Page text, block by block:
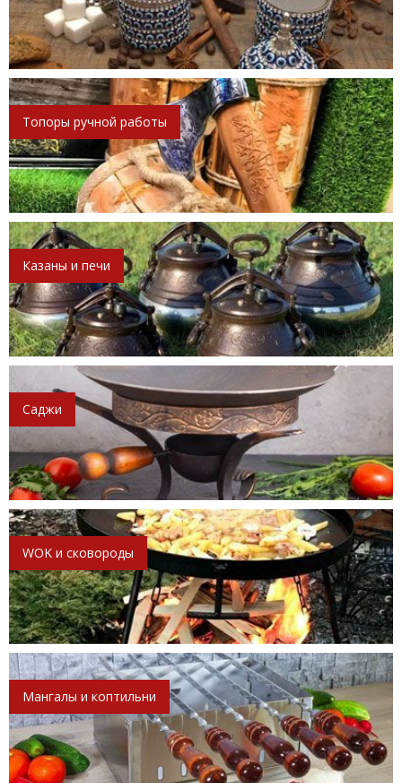
Топоры ручной работы
Казаны и печи
Саджи
WOK и сковороды
Мангалы и коптильни